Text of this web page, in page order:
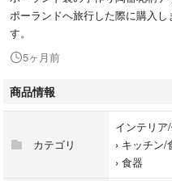
ポーランドへ旅行した際に購入
す。
5ヶ月前
商品情報
カテゴリ
インテリア
› キッチン/
› 食器